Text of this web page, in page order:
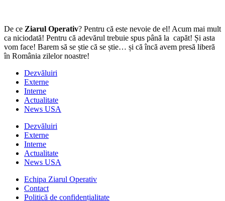
De ce Ziarul Operativ? Pentru că este nevoie de el! Acum mai mult
ca niciodată! Pentru că adevărul trebuie spus până la capăt! Și asta
vom face! Barem să se știe că se știe… și că încă avem presă liberă
în România zilelor noastre!
Dezvăluiri
Externe
Interne
Actualitate
News USA
Dezvăluiri
Externe
Interne
Actualitate
News USA
Echipa Ziarul Operativ
Contact
Politică de confidențialitate